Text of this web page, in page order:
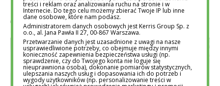
POWIĄZANE POSTY
treści i reklam oraz analizowania ruchu na stronie i w
Internecie. Do tego celu możemy zbierać Twoje IP lub inne
dane osobowe, które nam podasz.
Administratorem danych osobowych jest Kerris Group Sp. z
o.o., al. Jana Pawła II 27, 00-867 Warszawa.
Przetwarzanie danych jest uzasadnione z uwagi na nasze
usprawiedliwione potrzeby, co obejmuje między innymi
konieczność zapewnienia bezpieczeństwa usługi (np.
sprawdzenie, czy do Twojego konta nie loguje się
nieuprawniona osoba), dokonanie pomiarów statystycznych,
ulepszania naszych usług i dopasowania ich do potrzeb i
wygody użytkowników (np. personalizowanie treści w